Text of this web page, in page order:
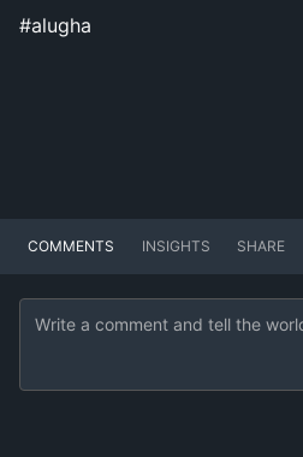
#alugha
COMMENTS INSIGHTS SHARE